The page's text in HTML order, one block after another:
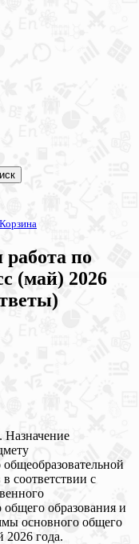
Корзина
по
(май) 2026
соответствии с
общего образования и
основного общего
2026 года.